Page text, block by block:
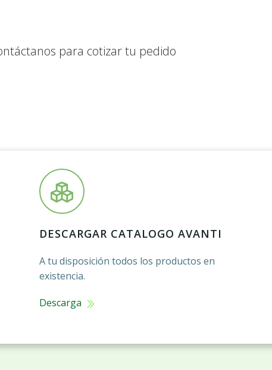
para cotizar tu pedido
DESCARGAR CATALOGO AVANTI
A tu disposición todos los productos en
existencia.
Descarga